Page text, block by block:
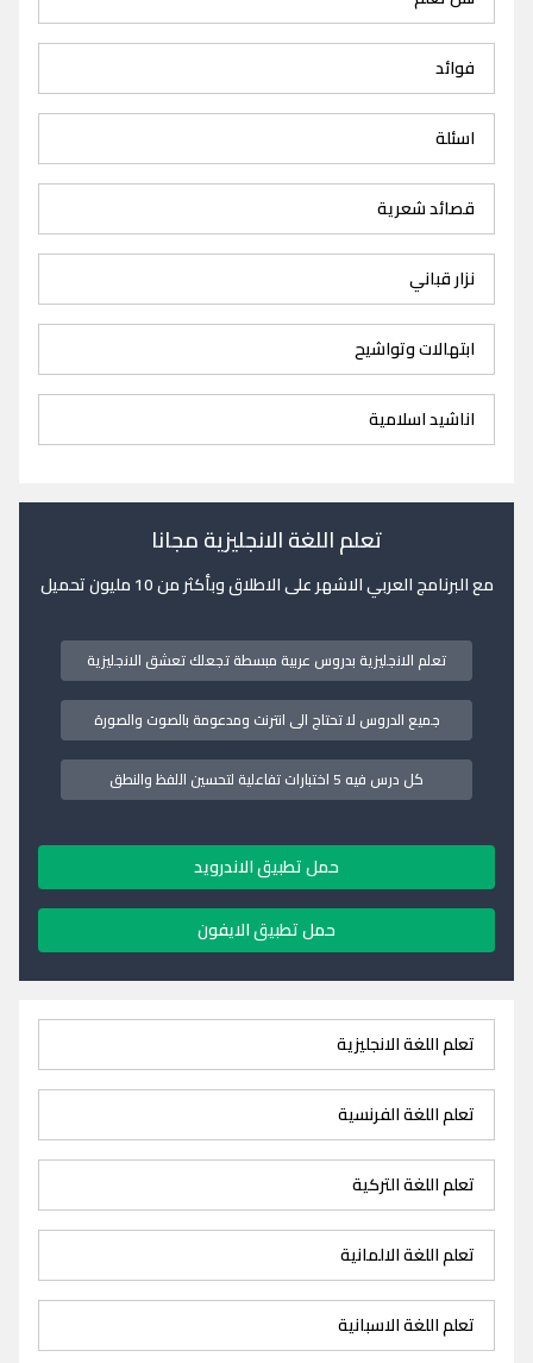
فوائد
اسئلة
قصائد شعرية
نزار قباني
ابتهالات وتواشيح
اناشيد اسلامية
تعلم اللغة الانجليزية مجانا
مع البرنامج العربي الاشهر على الاطلاق وبأكثر من 10 مليون تحميل
تعلم الانجليزية بدروس عربية مبسطة تجعلك تعشق الانجليزية
جميع الدروس لا تحتاج الى انترنت ومدعومة بالصوت والصورة
كل درس فيه 5 اختبارات تفاعلية لتحسين اللفظ والنطق
حمل تطبيق الاندرويد
حمل تطبيق الايفون
تعلم اللغة الانجليزية
تعلم اللغة الفرنسية
تعلم اللغة التركية
تعلم اللغة الالمانية
تعلم اللغة الاسبانية